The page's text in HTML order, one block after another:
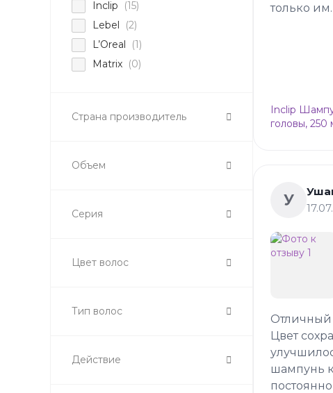
Inclip
(15)
Lebel
(2)
L’Oreal
(1)
Matrix (0)
Страна производитель
Объем
Серия
Цвет волос
Тип волос
Действие
только им.
Inclip
головы, 250
У
Отличный
Цвет
шампунь